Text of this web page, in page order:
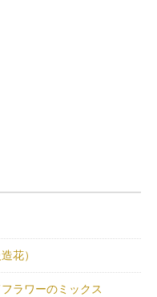
花）
ラワーのミックス